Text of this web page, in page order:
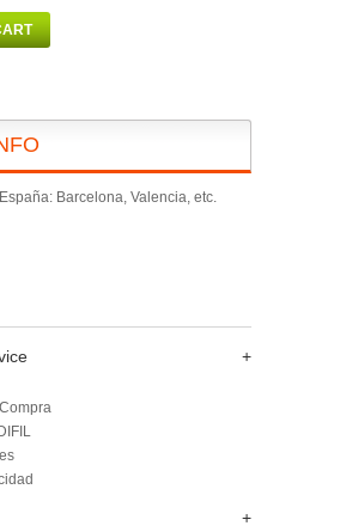
Barcelona, Valencia, etc.
+
+